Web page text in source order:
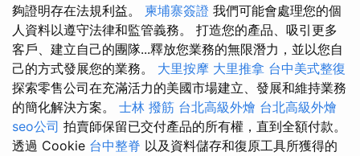
夠證明存在法規利益。 柬埔寨簽證 我們可能會處理您的個
人資料以遵守法律和監管義務。 打造您的產品、吸引更多
客戶、建立自己的團隊...釋放您業務的無限潛力，並以您自
己的方式發展您的業務。 大里按摩 大里推拿 台中美式整復
探索零售公司在充滿活力的美國市場建立、發展和維持業務
的簡化解決方案。 士林 撥筋 台北高級外燴 台北高級外燴
seo公司 拍賣師保留已交付產品的所有權，直到全額付款。
透過 Cookie 台中整脊 以及資料儲存和復原工具所獲得的